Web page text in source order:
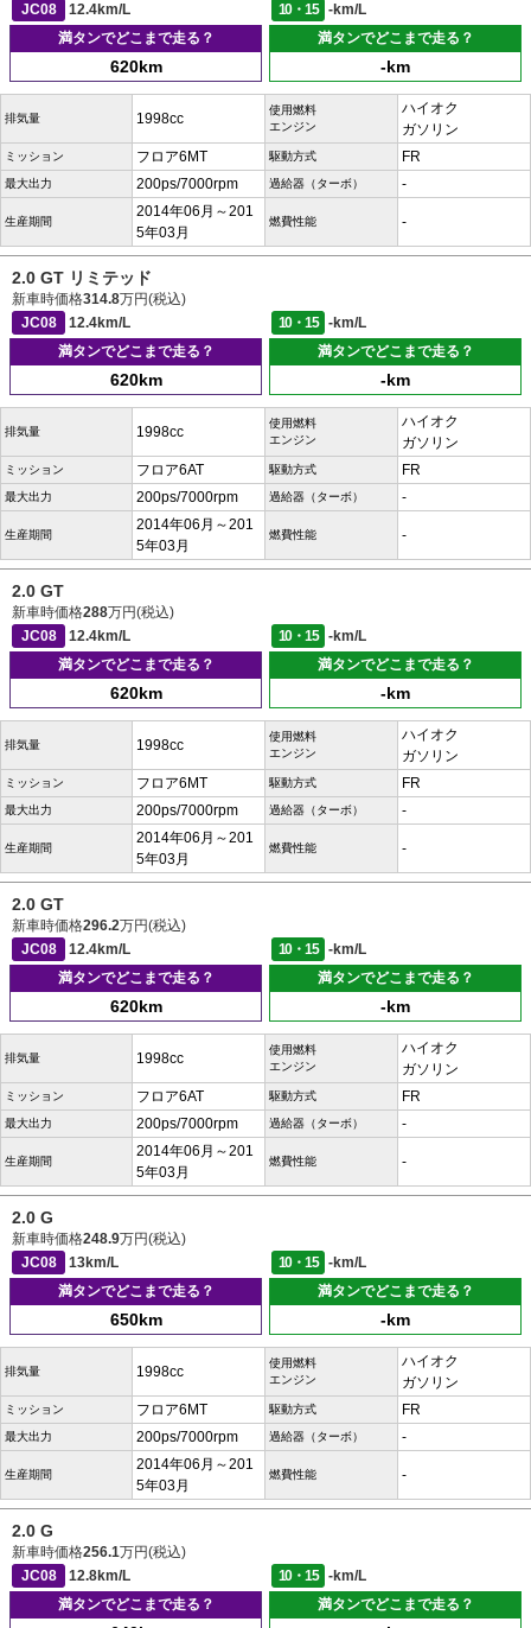
JC08
12.4km/L 10・15
-km/L
満タンでどこまで走る？
620km
満タンでどこまで走る？
-km
排気量 1998cc
使用燃料
エンジン
ハイオク
ガソリン
ミッション フロア6MT 駆動方式 FR
最大出力 200ps/7000rpm 過給器（ターボ） -
生産期間
2014年06月～201
5年03月
燃費性能 -
2.0 GT リミテッド
新車時価格314.8万円(税込)
JC08
12.4km/L 10・15
-km/L
満タンでどこまで走る？
620km
満タンでどこまで走る？
-km
排気量 1998cc
使用燃料
エンジン
ハイオク
ガソリン
ミッション フロア6AT 駆動方式 FR
最大出力 200ps/7000rpm 過給器（ターボ） -
生産期間
2014年06月～201
5年03月
燃費性能 -
2.0 GT
新車時価格288万円(税込)
JC08
12.4km/L 10・15
-km/L
満タンでどこまで走る？
620km
満タンでどこまで走る？
-km
排気量 1998cc
使用燃料
エンジン
ハイオク
ガソリン
ミッション フロア6MT 駆動方式 FR
最大出力 200ps/7000rpm 過給器（ターボ） -
生産期間
2014年06月～201
5年03月
燃費性能 -
2.0 GT
新車時価格296.2万円(税込)
JC08
12.4km/L 10・15
-km/L
満タンでどこまで走る？
620km
満タンでどこまで走る？
-km
排気量 1998cc
使用燃料
エンジン
ハイオク
ガソリン
ミッション フロア6AT 駆動方式 FR
最大出力 200ps/7000rpm 過給器（ターボ） -
生産期間
2014年06月～201
5年03月
燃費性能 -
2.0 G
新車時価格248.9万円(税込)
JC08
13km/L 10・15
-km/L
満タンでどこまで走る？
650km
満タンでどこまで走る？
-km
排気量 1998cc
使用燃料
エンジン
ハイオク
ガソリン
ミッション フロア6MT 駆動方式 FR
最大出力 200ps/7000rpm 過給器（ターボ） -
生産期間
2014年06月～201
5年03月
燃費性能 -
2.0 G
新車時価格256.1万円(税込)
JC08
12.8km/L 10・15
-km/L
満タンでどこまで走る？
満タンでどこまで走る？